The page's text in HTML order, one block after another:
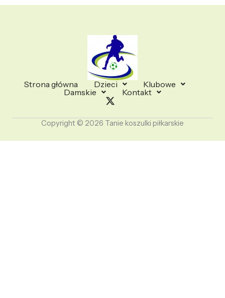
Strona główna Dzieci
Klubowe
Damskie
Kontakt
Copyright © 2026 Tanie koszulki piłkarskie